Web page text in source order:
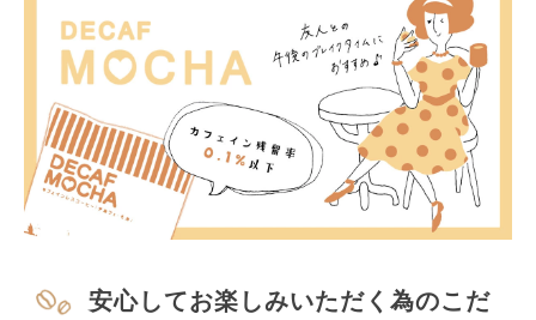
安心してお楽しみいただく為のこだ